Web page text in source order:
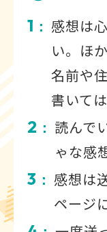
1 ： 感想は
い。ほ
名前や
書いて
2 ： 読んで
ゃな感
3 ： 感想は
ページ